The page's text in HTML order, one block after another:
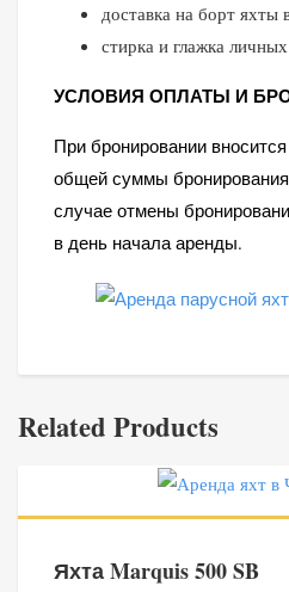
доставка на борт яхты
стирка и глажка
УСЛОВИЯ ОПЛАТЫ И
При бронировании
общей суммы
случае отмены
в день начала аренды.
Related Products
Яхта Marquis 500 SB